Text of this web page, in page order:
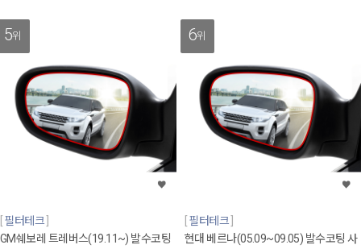
5위
필터테크
GM쉐보레 트레버스(19.11~) 발수코팅
6위
필터테크
현대 베르나(05.09~09.05) 발수코팅 사